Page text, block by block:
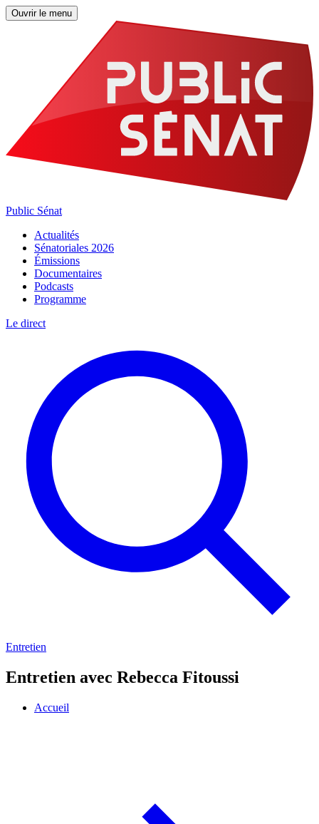
Ouvrir le menu
Public Sénat
Actualités
Sénatoriales 2026
Émissions
Documentaires
Podcasts
Programme
Le direct
Entretien
Entretien avec Rebecca Fitoussi
Accueil